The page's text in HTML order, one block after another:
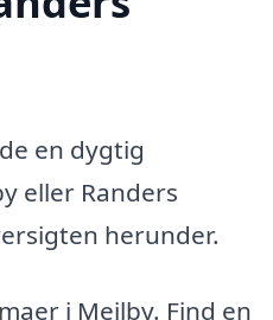
en dygtig
eller Randers
herunder.
i Mejlby. Find en